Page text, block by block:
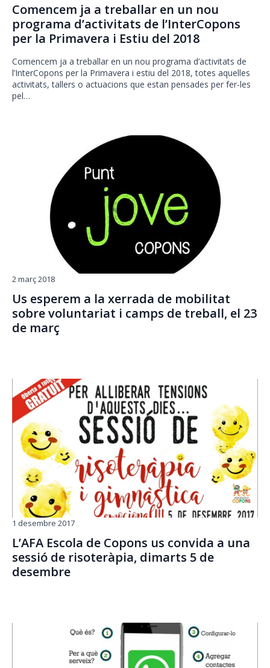
Comencem ja a treballar en un nou
programa d’activitats de l’InterCopons
per la Primavera i Estiu del 2018
Comencem ja a treballar en un nou programa d’activitats de
l’InterCopons per la Primavera i estiu del 2018, totes aquelles
activitats, tallers o actuacions que estan pensades per fer-les
pel…
Us esperem a la xerrada de mobilitat
sobre voluntariat i camps de treball, el 23
de març
2 març 2018
L’AFA Escola de Copons us convida a una
sessió de risoteràpia, dimarts 5 de
desembre
1 desembre 2017